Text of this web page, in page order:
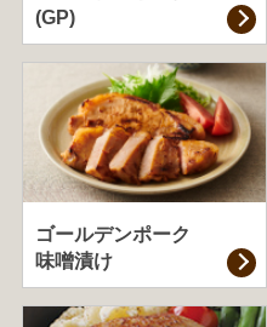
(GP)
ゴールデンポーク
味噌漬け